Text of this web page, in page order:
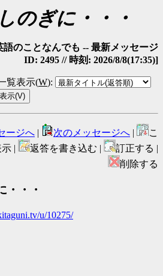
のぎに・・・
のことなんでも -- 最新メッセージ
ID: 2495 // 時刻: 2026/8/8(17:35)]
覧表示(W):
ージへ | 次のメッセージへ |
こ
|
返答を書き込む |
訂正する |
削除する
・・・
u/10275/